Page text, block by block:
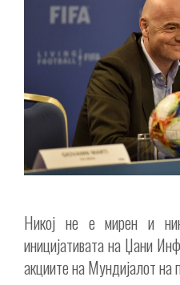
Никој не е мирен и
иницијативата на Џани
акциите на Мундијалот на